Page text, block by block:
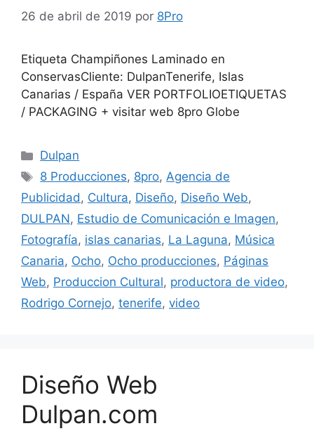
26 de abril de 2019 por 8Pro
Etiqueta Champiñones Laminado en
ConservasCliente: DulpanTenerife, Islas
Canarias / España VER PORTFOLIOETIQUETAS
/ PACKAGING + visitar web 8pro Globe
Dulpan
8 Producciones, 8pro,Agencia de
Publicidad, Cultura, Diseño, Diseño Web,
DULPAN, Estudio de Comunicación e Imagen,
Fotografía, islas canarias, La Laguna, Música
Canaria, Ocho, Ocho producciones, Páginas
Web, Produccion Cultural, productora de video,
Rodrigo Cornejo, tenerife, video
Diseño Web
Dulpan.com